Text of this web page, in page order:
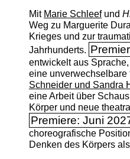
Mit Marie Schleefund
Weg zu Marguerite
Krieges und zur
Jahrhunderts.
entwickelt aus
eine unverwechselbare
Schneider und Sandra
eine Arbeit über
Körper und neue
Premiere: Juni
choreografische
Denken des Körpers